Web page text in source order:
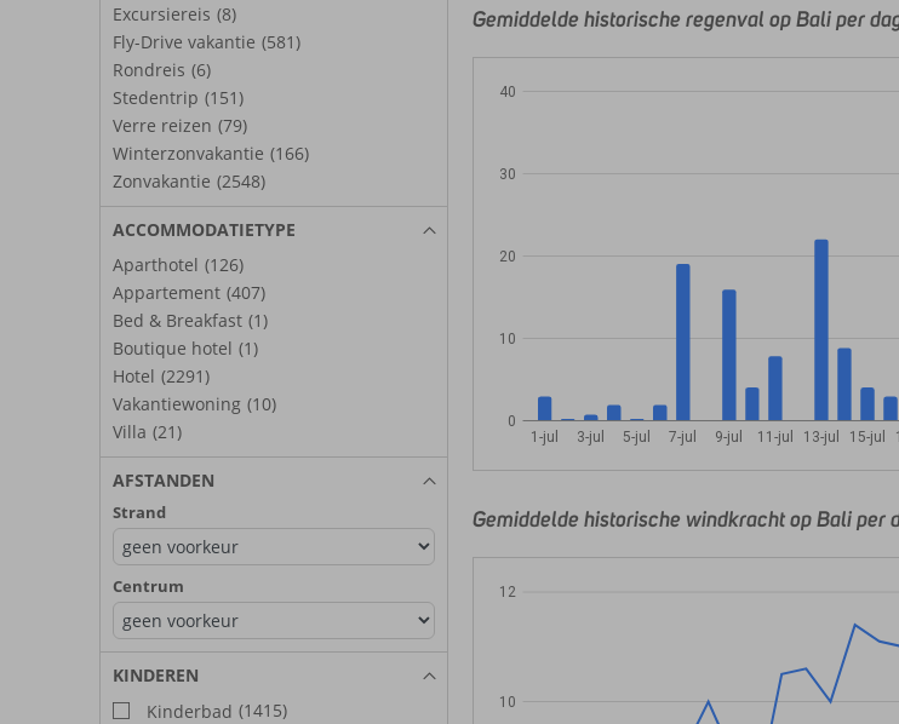
Excursiereis (8)
Fly-Drive vakantie (581)
Rondreis (6)
Stedentrip (151)
Verre reizen (79)
Winterzonvakantie (166)
Zonvakantie (2548)
ACCOMMODATIETYPE
Aparthotel (126)
Appartement (407)
Bed & Breakfast (1)
Boutique hotel (1)
Hotel (2291)
Vakantiewoning (10)
Villa (21)
AFSTANDEN
Strand
Centrum
KINDEREN
Kinderbad (1415)
Gemiddelde historische regenval op Bali per
1-jul 3-jul 5-jul 7-jul 9-jul 11-jul 13-jul 15-jul
0
10
20
30
40
Gemiddelde historische windkracht op Bali per
10
12